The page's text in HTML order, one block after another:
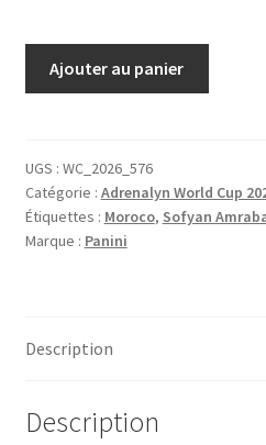
XL
FIFA
World
Cup
Amrabat
Moroco
Ajouter au panier
UGS : WC_2026_576
Catégorie : Adrenalyn World Cup
Étiquettes : Moroco, Sofyan
Marque : Panini
Description
Description